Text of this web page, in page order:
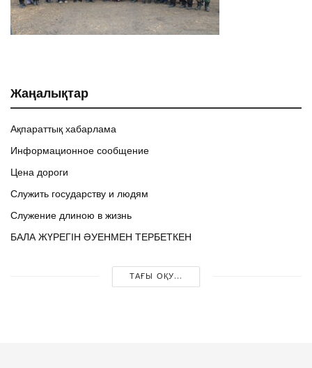
Жаңалықтар
Ақпараттық хабарлама
Информационное сообщение
Цена дороги
Служить государству и людям
Служение длиною в жизнь
БАЛА ЖҮРЕГІН ӘУЕНМЕН ТЕРБЕТКЕН
ТАҒЫ ОҚУ...